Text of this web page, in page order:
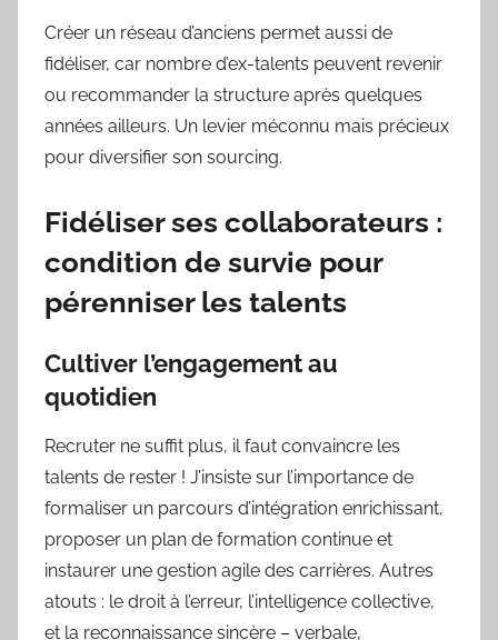
Créer un réseau d’anciens permet aussi de
fidéliser, car nombre d’ex-talents peuvent revenir
ou recommander la structure après quelques
années ailleurs. Un levier méconnu mais précieux
pour diversifier son sourcing.
Fidéliser ses collaborateurs :
condition de survie pour
pérenniser les talents
Cultiver l’engagement au
quotidien
Recruter ne suffit plus, il faut convaincre les
talents de rester ! J’insiste sur l’importance de
formaliser un parcours d’intégration enrichissant,
proposer un plan de formation continue et
instaurer une gestion agile des carrières. Autres
atouts : le droit à l’erreur, l’intelligence collective,
et la reconnaissance sincère – verbale,